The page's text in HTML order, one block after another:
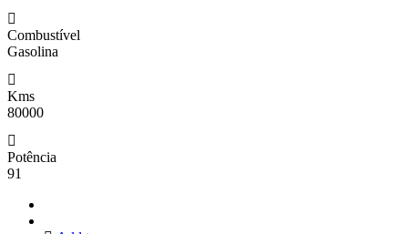
Combustível
Gasolina
Kms
80000
Potência
91